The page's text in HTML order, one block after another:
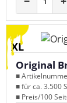
XL
Original
■
■ für ca. 3.500
■ Preis/100